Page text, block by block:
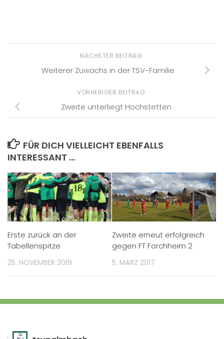
NÄCHSTER BEITRAG
Weiterer Zuwachs in der TSV-Familie
VORHERIGER BEITRAG
Zweite unterliegt Hochstetten
FÜR DICH VIELLEICHT EBENFALLS
INTERESSANT …
Erste zurück an der
Tabellenspitze
25. NOVEMBER 2019
Zweite erneut erfolgreich
gegen FT Forchheim 2
5. MÄRZ 2017